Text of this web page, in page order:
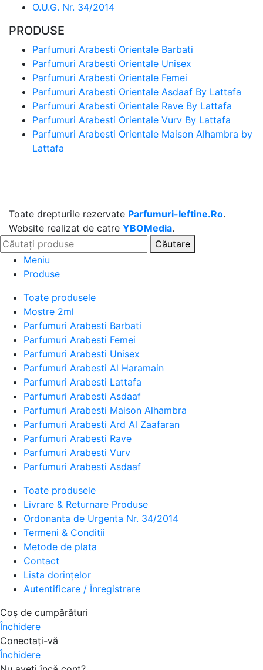
O.U.G. Nr. 34/2014
PRODUSE
Parfumuri Arabesti Orientale Barbati
Parfumuri Arabesti Orientale Unisex
Parfumuri Arabesti Orientale Femei
Parfumuri Arabesti Orientale Asdaaf By Lattafa
Parfumuri Arabesti Orientale Rave By Lattafa
Parfumuri Arabesti Orientale Vurv By Lattafa
Parfumuri Arabesti Orientale Maison Alhambra by
Lattafa
Toate drepturile rezervate Parfumuri-Ieftine.Ro.
Website realizat de catre YBOMedia.
Căutare
Meniu
Produse
Toate produsele
Mostre 2ml
Parfumuri Arabesti Barbati
Parfumuri Arabesti Femei
Parfumuri Arabesti Unisex
Parfumuri Arabesti Al Haramain
Parfumuri Arabesti Lattafa
Parfumuri Arabesti Asdaaf
Parfumuri Arabesti Maison Alhambra
Parfumuri Arabesti Ard Al Zaafaran
Parfumuri Arabesti Rave
Parfumuri Arabesti Vurv
Parfumuri Arabesti Asdaaf
Toate produsele
Livrare & Returnare Produse
Ordonanta de Urgenta Nr. 34/2014
Termeni & Conditii
Metode de plata
Contact
Lista dorințelor
Autentificare / Înregistrare
Coș de cumpărături
Închidere
Conectați-vă
Închidere